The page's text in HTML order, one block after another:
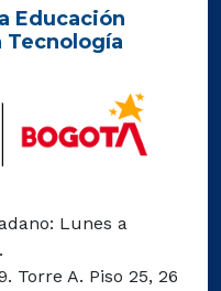
Educación
Tecnología
Lunes a
Torre A. Piso 25, 26